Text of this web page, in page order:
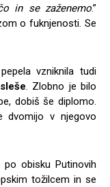
in se zaženemo.”
o fuknjenosti. Se
vzniknila tudi
. Zlobno je bilo
dobiš še diplomo.
v njegovo
po obisku Putinovih
tožilcem in se